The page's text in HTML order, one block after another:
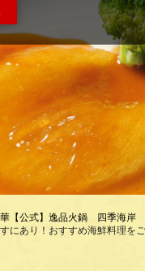
華【公式】逸品火鍋 四季海岸
にあり！おすすめ海鮮料理を